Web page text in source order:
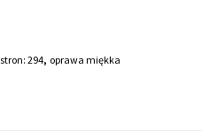
stron: 294, oprawa miękka